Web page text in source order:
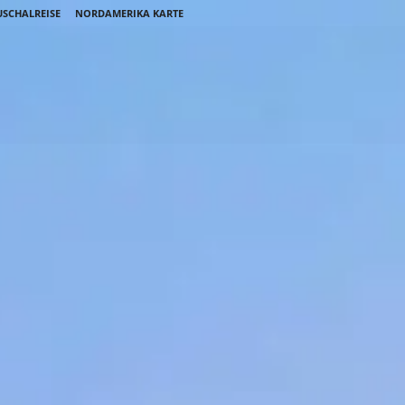
NORDAMERIKA KARTE